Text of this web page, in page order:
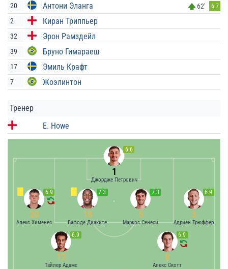
20 Антони Эланга 62' 6.7
2 Киран Триппьер
32 Эрон Рамздейл
39 Бруно Гимараеш
17 Эмиль Крафт
7 Жоэлинтон
Тренер
E. Howe
6.6
1
Джордже Петрович
6.9
3
Адриен Трюффер
7.3
5
Маркос Сенеси
7.3
18
Бафоде Диаките
6.9
20
Алекс Хименес
6.9
8
Алекс Скотт
6.9
12
Тайлер Адамс